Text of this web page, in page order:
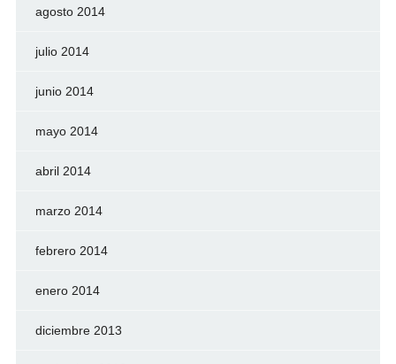
agosto 2014
julio 2014
junio 2014
mayo 2014
abril 2014
marzo 2014
febrero 2014
enero 2014
diciembre 2013